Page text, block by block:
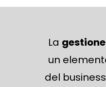
La
un
del